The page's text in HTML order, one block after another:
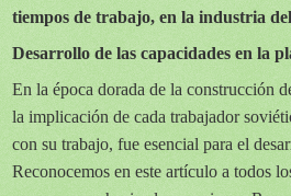
tiempos de trabajo, en la industria
Desarrollo de las capacidades en la
En la época dorada de la construcción
la implicación de cada trabajador
con su trabajo, fue esencial para el
Reconocemos en este artículo a todos